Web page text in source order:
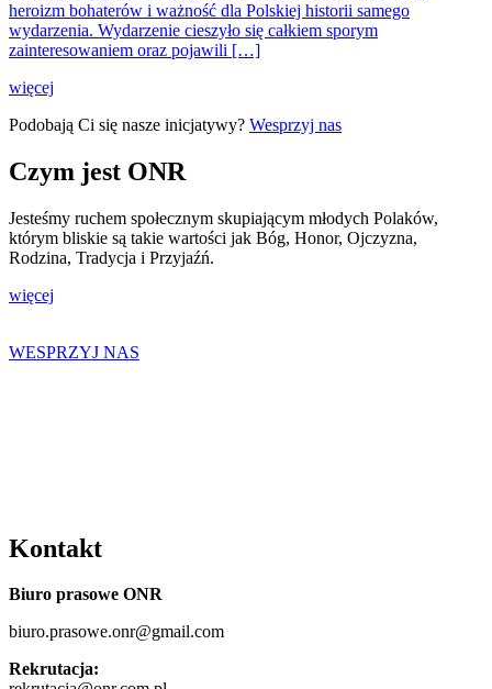
heroizm bohaterów i ważność dla Polskiej historii samego
wydarzenia. Wydarzenie cieszyło się całkiem sporym
zainteresowaniem oraz pojawili […]
więcej
Podobają Ci się nasze inicjatywy? Wesprzyj nas
Czym jest ONR
Jesteśmy ruchem społecznym skupiającym młodych Polaków,
którym bliskie są takie wartości jak Bóg, Honor, Ojczyzna,
Rodzina, Tradycja i Przyjaźń.
więcej
WESPRZYJ NAS
Kontakt
Biuro prasowe ONR
biuro.prasowe.onr@gmail.com
Rekrutacja: